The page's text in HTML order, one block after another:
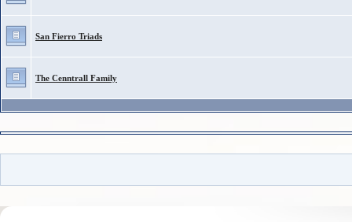
San Fierro Triads
The Cenntrall Family